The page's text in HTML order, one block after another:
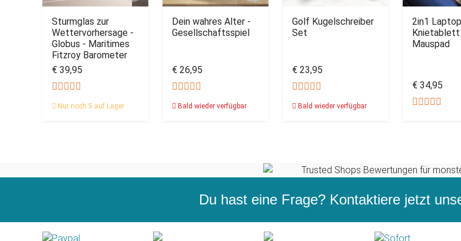
Sturmglas zur
Wettervorhersage -
Globus - Maritimes
Fitzroy Barometer
€ 39,95
Nur noch 5 auf Lager
Dein wahres Alter -
Gesellschaftsspiel
€ 26,95
Bald wieder verfügbar
Golf Kugelschreiber
Set
€ 23,95
Bald wieder verfügbar
2in1
Mauspad
€ 34,95
Du hast eine Frage? Kontaktiere jetzt